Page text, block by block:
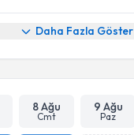
Daha Fazla Göster
8 Ağu
Cmt
9 Ağu
Paz